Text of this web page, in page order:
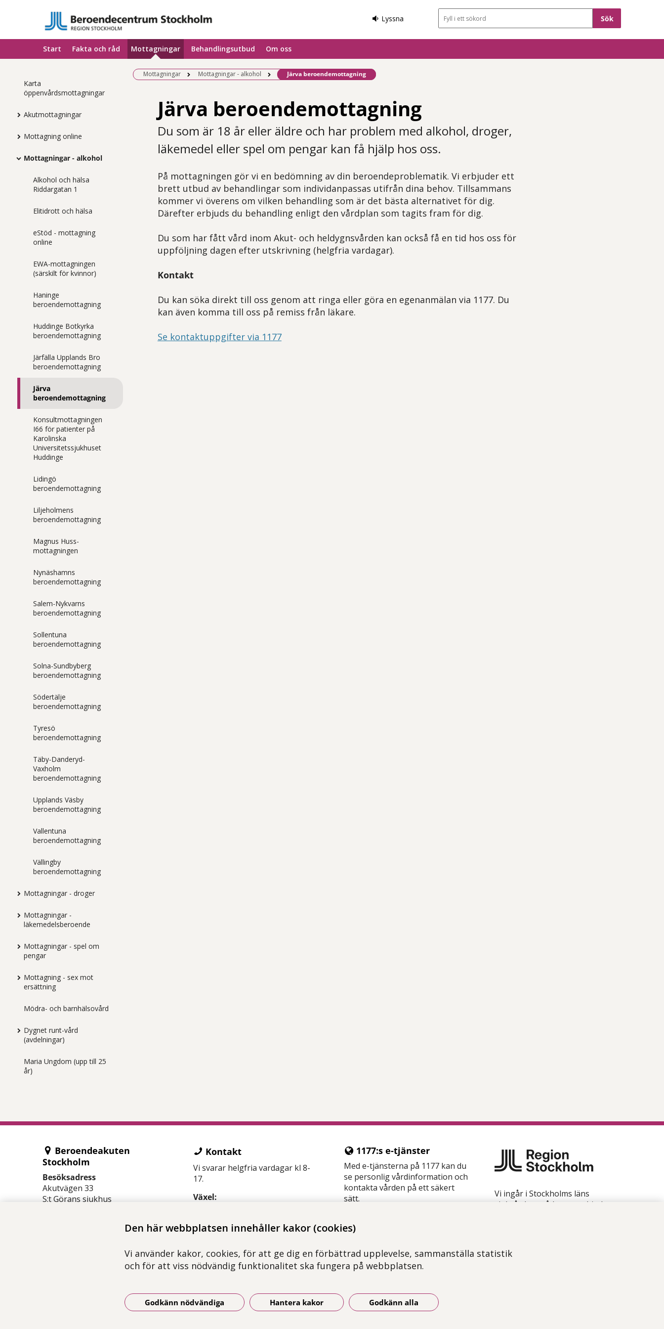
Den här webbplatsen innehåller kakor (cookies)
Vi använder kakor, cookies, för att ge dig en förbättrad upplevelse, sammanställa statistik
och för att viss nödvändig funktionalitet ska fungera på webbplatsen.
Godkänn nödvändiga Hantera kakor Godkänn alla
Lyssna Sökfält
Start Fakta och råd Mottagningar Behandlingsutbud Om oss
Karta
öppenvårdsmottagningar
Akutmottagningar
Mottagning online
Mottagningar - alkohol
Alkohol och hälsa
Riddargatan 1
Elitidrott och hälsa
eStöd - mottagning
online
EWA-mottagningen
(särskilt för kvinnor)
Haninge
beroendemottagning
Huddinge Botkyrka
beroendemottagning
Järfälla Upplands Bro
beroendemottagning
Järva
beroendemottagning
Konsultmottagningen
I66 för patienter på
Karolinska
Universitetssjukhuset
Huddinge
Lidingö
beroendemottagning
Liljeholmens
beroendemottagning
Magnus Huss-
mottagningen
Nynäshamns
beroendemottagning
Salem-Nykvarns
beroendemottagning
Sollentuna
beroendemottagning
Solna-Sundbyberg
beroendemottagning
Södertälje
beroendemottagning
Tyresö
beroendemottagning
Täby-Danderyd-
Vaxholm
beroendemottagning
Upplands Väsby
beroendemottagning
Vallentuna
beroendemottagning
Vällingby
beroendemottagning
Mottagningar - droger
Mottagningar -
läkemedelsberoende
Mottagningar - spel om
pengar
Mottagning - sex mot
ersättning
Mödra- och barnhälsovård
Dygnet runt-vård
(avdelningar)
Maria Ungdom (upp till 25
år)
Mottagningar Mottagningar - alkohol Befintlig sida:
Järva beroendemottagning
Järva beroendemottagning
Du som är 18 år eller äldre och har problem med alkohol, droger,
läkemedel eller spel om pengar kan få hjälp hos oss.
På mottagningen gör vi en bedömning av din beroendeproblematik. Vi erbjuder ett
brett utbud av behandlingar som individanpassas utifrån dina behov. Tillsammans
kommer vi överens om vilken behandling som är det bästa alternativet för dig.
Därefter erbjuds du behandling enligt den vårdplan som tagits fram för dig.
Du som har fått vård inom Akut- och heldygnsvården kan också få en tid hos oss för
uppföljning dagen efter utskrivning (helgfria vardagar).
Kontakt
Du kan söka direkt till oss genom att ringa eller göra en egenanmälan via 1177. Du
kan även komma till oss på remiss från läkare.
Se kontaktuppgifter via 1177
Beroendeakuten
Stockholm
Besöksadress
Akutvägen 33
S:t Görans sjukhus
Ring alltid 112 vid akut
Kontakt
Vi svarar helgfria vardagar kl 8-
17.
Växel:
Chatta med oss i Alltid Öppet
> På iPhone/
> På Android/surfplatta
> På Huawei/surfplatta
1177:s e-tjänster
Med e-tjänsterna på 1177 kan du
se personlig vårdinformation och
kontakta vården på ett säkert
sätt.
Vi ingår i Stockholms läns
sjukvårdsområde som erbjuder
tagna av fotograf Yanan Li om